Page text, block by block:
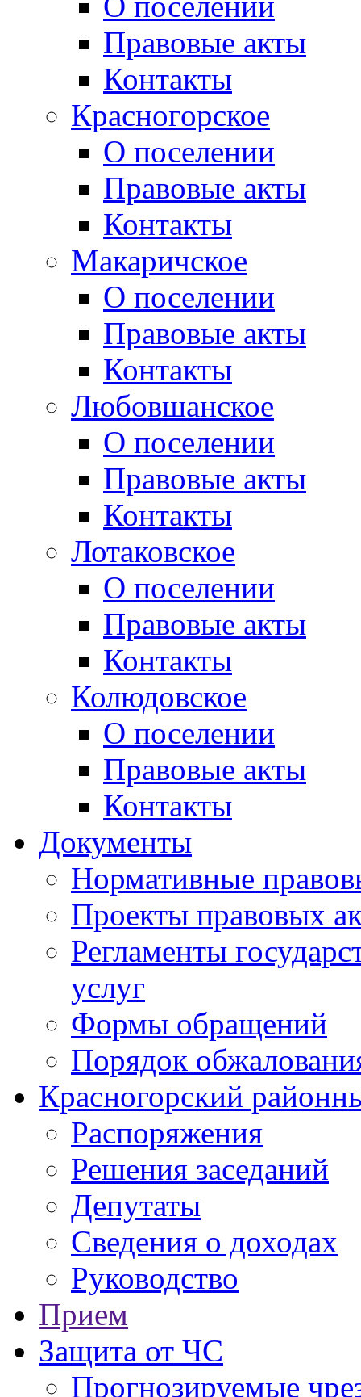
Правовые акты
Контакты
Красногорское
О поселении
Правовые акты
Контакты
Макаричское
О поселении
Правовые акты
Контакты
Любовшанское
О поселении
Правовые акты
Контакты
Лотаковское
О поселении
Правовые акты
Контакты
Колюдовское
О поселении
Правовые акты
Контакты
Документы
Нормативные
Проекты правовых
Регламенты
услуг
Формы обращений
Порядок
Красногорский
Распоряжения
Решения заседаний
Депутаты
Сведения о доходах
Руководство
Прием
Защита от ЧС
Прогнозируемые